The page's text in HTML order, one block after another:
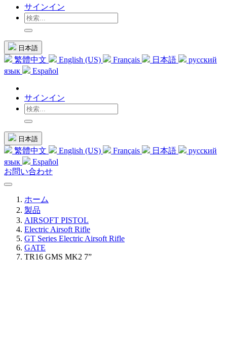
サインイン
日本語
繁體中文 English (US) Français 日本語
русский
язык
Español
サインイン
日本語
繁體中文 English (US) Français 日本語
русский
язык
Español
お問い合わせ
ホーム
製品
AIRSOFT PISTOL
Electric Airsoft Rifle
GT Series Electric Airsoft Rifle
GATE
TR16 GMS MK2 7”